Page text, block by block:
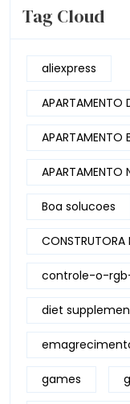
Tag Cloud
aliexpress
APARTAMENTO
APARTAMENTO
APARTAMENTO
Boa solucoes
CONSTRUTORA
controle-o-
diet
games